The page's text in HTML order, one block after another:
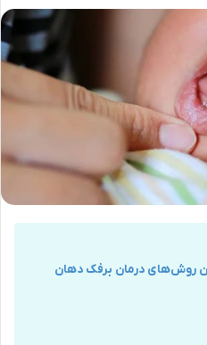
روش‌های درمان برفک دهان